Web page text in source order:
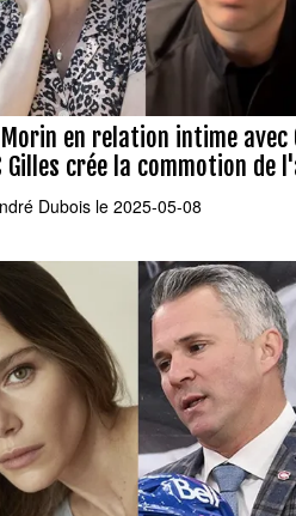
en relation intime avec
Gilles crée la commotion de
Dubois le 2025-05-08